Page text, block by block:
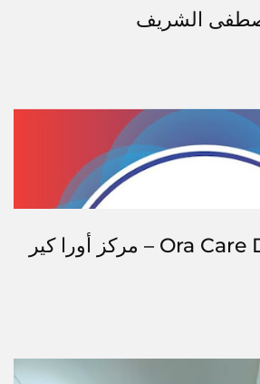
الشريف
Ora Care Dental Center – مركز أورا كير